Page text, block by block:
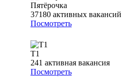
Пятёрочка
37180 активных вакансий
Посмотреть
Т1
241 активная вакансия
Посмотреть